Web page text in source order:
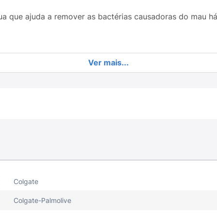
que ajuda a remover as bactérias causadoras do mau
que ajuda a remover as bactérias causadoras do mau
Ver mais...
Colgate
Colgate-Palmolive